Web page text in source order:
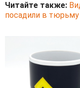
Читайте также:
посадили в тюрьму